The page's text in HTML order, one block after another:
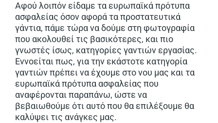
Αφού λοιπόν είδαμε τα ευρωπαϊκά πρότυπα
ασφαλείας όσον αφορά τα προστατευτικά
γάντια, πάμε τώρα να δούμε στη φωτογραφία
που ακολουθεί τις βασικότερες, και πιο
γνωστές ίσως, κατηγορίες γαντιών εργασίας.
Εννοείται πως, για την εκάστοτε κατηγορία
γαντιών πρέπει να έχουμε στο νου μας και τα
ευρωπαϊκά πρότυπα ασφαλείας που
αναφέρονται παραπάνω, ώστε να
βεβαιωθούμε ότι αυτό που θα επιλέξουμε θα
καλύψει τις ανάγκες μας.